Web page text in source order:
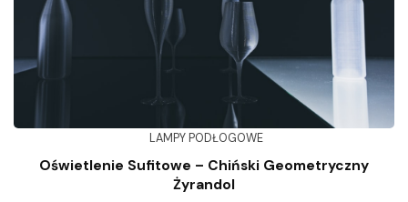
LAMPY PODŁOGOWE
Oświetlenie Sufitowe – Chiński Geometryczny
Żyrandol